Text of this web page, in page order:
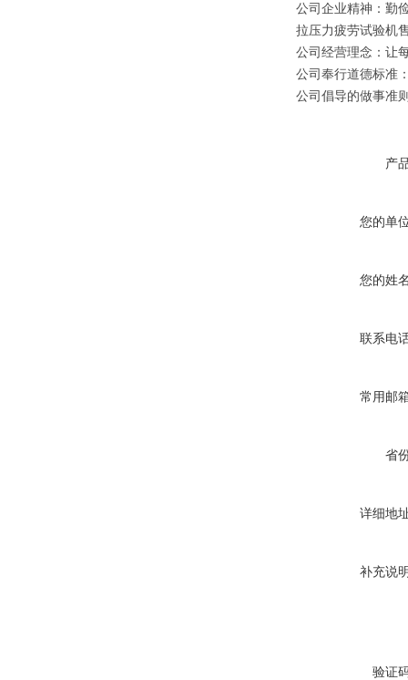
公司企业精神：勤
拉压力疲劳试验机
公司经营理念：让
公司奉行道德标准
公司倡导的做事准
产
您的单
您的姓
联系电
常用邮
省
详细地
补充说
验证